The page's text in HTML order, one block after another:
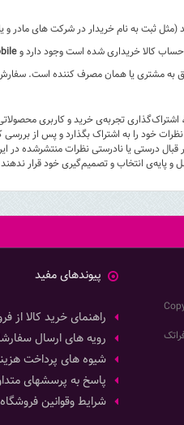
(مثل ثبت به نام خریدار در شرکت های
کالا خریداری شده است وجود دارد و
به مشتری یا همان مصرف کننده است.
، اشتراک‌گذاری تجربه‌ی خرید و کاربری
خود را به اشتراک بگذارد و پس از
قبال درستی یا نادرستی نظرات منتشرشده در
و پایه‌ی انتخاب و تصمیم‌گیری خود قرار
پیوندهای مفید
راهنمای خرید کالا از
رویه های ارسال
شیوه های پرداخت
پاسخ به پرسشهای
شرایط وقوانین فروشگاه